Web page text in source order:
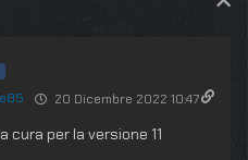
20 Dicembre 2022 10:47
cura per la versione 11